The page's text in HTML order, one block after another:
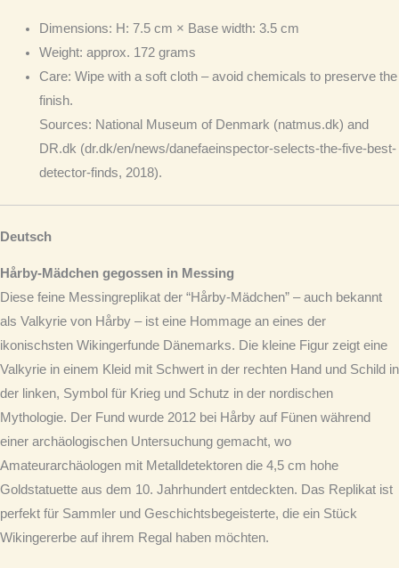
Dimensions: H: 7.5 cm × Base width: 3.5 cm
Weight: approx. 172 grams
Care: Wipe with a soft cloth – avoid chemicals to preserve the
finish.
Sources: National Museum of Denmark (natmus.dk) and
DR.dk (dr.dk/en/news/danefaeinspector-selects-the-five-best-
detector-finds, 2018).
Deutsch
Hårby-Mädchen gegossen in Messing
Diese feine Messingreplikat der “Hårby-Mädchen” – auch bekannt
als Valkyrie von Hårby – ist eine Hommage an eines der
ikonischsten Wikingerfunde Dänemarks. Die kleine Figur zeigt eine
Valkyrie in einem Kleid mit Schwert in der rechten Hand und Schild in
der linken, Symbol für Krieg und Schutz in der nordischen
Mythologie. Der Fund wurde 2012 bei Hårby auf Fünen während
einer archäologischen Untersuchung gemacht, wo
Amateurarchäologen mit Metalldetektoren die 4,5 cm hohe
Goldstatuette aus dem 10. Jahrhundert entdeckten. Das Replikat ist
perfekt für Sammler und Geschichtsbegeisterte, die ein Stück
Wikingererbe auf ihrem Regal haben möchten.